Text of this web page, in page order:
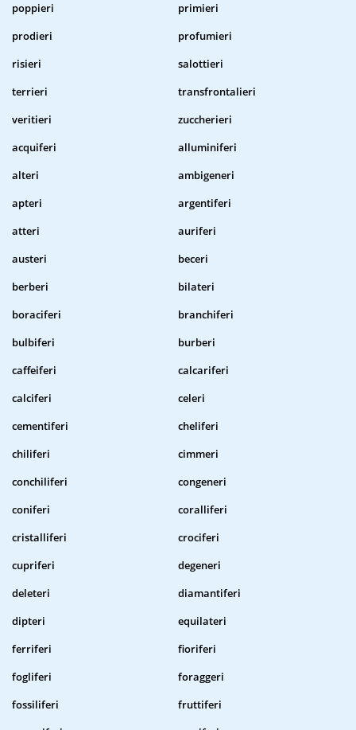
poppieri
primieri
prodieri
profumieri
risieri
salottieri
terrieri
transfrontalieri
veritieri
zuccherieri
acquiferi
alluminiferi
alteri
ambigeneri
apteri
argentiferi
atteri
auriferi
austeri
beceri
berberi
bilateri
boraciferi
branchiferi
bulbiferi
burberi
caffeiferi
calcariferi
calciferi
celeri
cementiferi
cheliferi
chiliferi
cimmeri
conchiliferi
congeneri
coniferi
coralliferi
cristalliferi
crociferi
cupriferi
degeneri
deleteri
diamantiferi
dipteri
equilateri
ferriferi
fioriferi
fogliferi
foraggeri
fossiliferi
fruttiferi